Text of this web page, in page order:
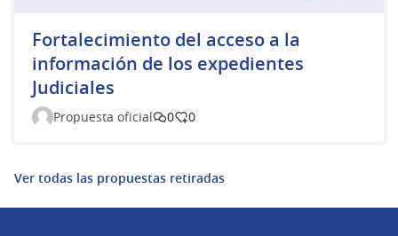
Fortalecimiento del acceso a la
información de los expedientes
Judiciales
Propuesta oficial 0 0
Ver todas las propuestas retiradas